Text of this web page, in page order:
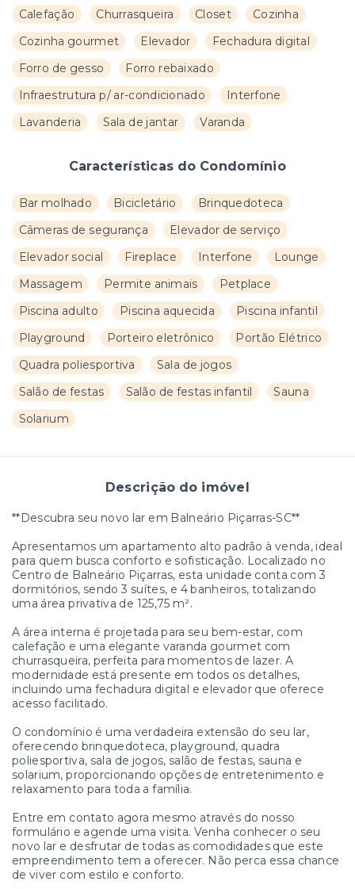
Calefação
Churrasqueira Closet
Cozinha
Cozinha gourmet
Elevador
Fechadura digital
Forro de gesso
Forro rebaixado
Infraestrutura p/ ar-condicionado
Interfone
Lavanderia
Sala de jantar Varanda
Características do Condomínio
Bar molhado Bicicletário
Brinquedoteca
Câmeras de segurança
Elevador de serviço
Elevador social
Fireplace Interfone
Lounge
Massagem
Permite animais
Petplace
Piscina adulto
Piscina aquecida
Piscina infantil
Playground
Porteiro eletrônico
Portão Elétrico
Quadra poliesportiva
Sala de jogos
Salão de festas
Salão de festas infantil
Sauna
Solarium
Descrição do imóvel
**Descubra seu novo lar em Balneário Piçarras-SC**
Apresentamos um apartamento alto padrão à venda, ideal
para quem busca conforto e sofisticação. Localizado no
Centro de Balneário Piçarras, esta unidade conta com 3
dormitórios, sendo 3 suítes, e 4 banheiros, totalizando
uma área privativa de 125,75 m².
A área interna é projetada para seu bem-estar, com
calefação e uma elegante varanda gourmet com
churrasqueira, perfeita para momentos de lazer. A
modernidade está presente em todos os detalhes,
incluindo uma fechadura digital e elevador que oferece
acesso facilitado.
O condomínio é uma verdadeira extensão do seu lar,
oferecendo brinquedoteca, playground, quadra
poliesportiva, sala de jogos, salão de festas, sauna e
solarium, proporcionando opções de entretenimento e
relaxamento para toda a família.
Entre em contato agora mesmo através do nosso
formulário e agende uma visita. Venha conhecer o seu
novo lar e desfrutar de todas as comodidades que este
empreendimento tem a oferecer. Não perca essa chance
de viver com estilo e conforto.